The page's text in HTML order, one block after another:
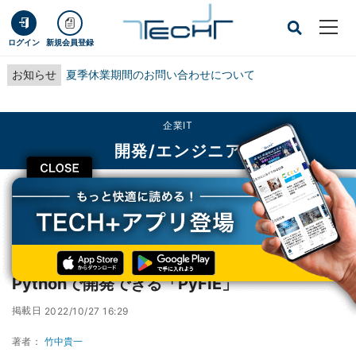
ログイン 新規会員登録
お知らせ 夏季休業期間のお問い合わせについて
CLOSE
企業IT
開発/エンジニア
TECH+ 企業IT
開発/エンジニア
ファースト、同社検査システムの画像処理をPythonで開発できる「PyFIE」
ファースト、同社検査システムの画像処理を
Pythonで開発できる「PyFIE」
掲載日 2022/10/27 16:29
著者： 竹中貴一